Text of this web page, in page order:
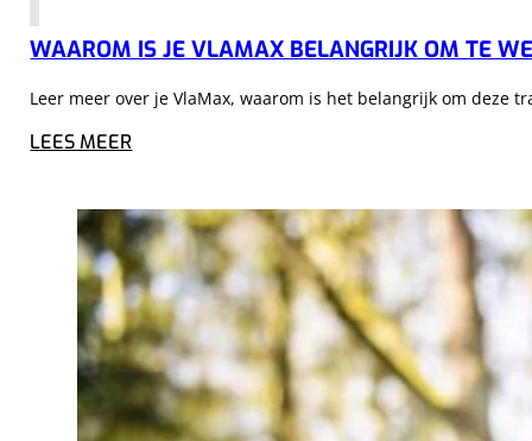
WAAROM IS JE VLAMAX BELANGRIJK OM TE
Leer meer over je VlaMax, waarom is het belangrijk om deze
LEES MEER